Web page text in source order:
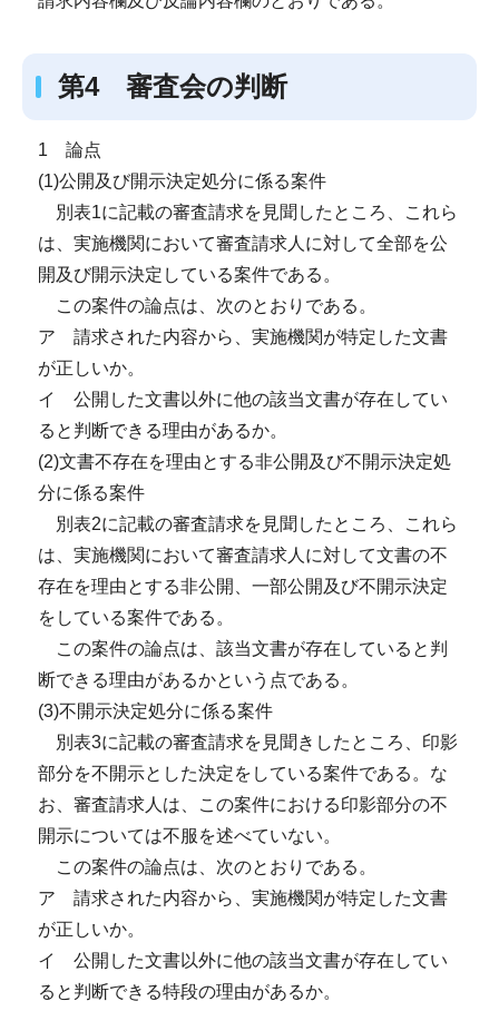
第4 審査会の判断
1 論点
(1)公開及び開示決定処分に係る案件
別表1に記載の審査請求を見聞したところ、これら
は、実施機関において審査請求人に対して全部を公
開及び開示決定している案件である。
この案件の論点は、次のとおりである。
ア 請求された内容から、実施機関が特定した文書
が正しいか。
イ 公開した文書以外に他の該当文書が存在してい
ると判断できる理由があるか。
(2)文書不存在を理由とする非公開及び不開示決定処
分に係る案件
別表2に記載の審査請求を見聞したところ、これら
は、実施機関において審査請求人に対して文書の不
存在を理由とする非公開、一部公開及び不開示決定
をしている案件である。
この案件の論点は、該当文書が存在していると判
断できる理由があるかという点である。
(3)不開示決定処分に係る案件
別表3に記載の審査請求を見聞きしたところ、印影
部分を不開示とした決定をしている案件である。な
お、審査請求人は、この案件における印影部分の不
開示については不服を述べていない。
この案件の論点は、次のとおりである。
ア 請求された内容から、実施機関が特定した文書
が正しいか。
イ 公開した文書以外に他の該当文書が存在してい
ると判断できる特段の理由があるか。